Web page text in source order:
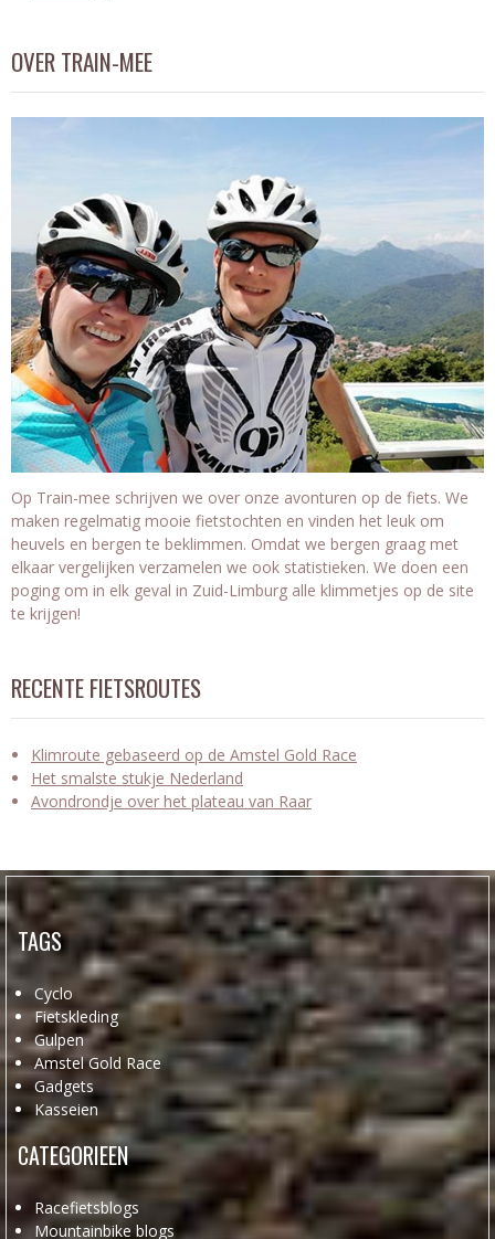
OVER TRAIN-MEE
Op Train-mee schrijven we over onze avonturen op de fiets. We
maken regelmatig mooie fietstochten en vinden het leuk om
heuvels en bergen te beklimmen. Omdat we bergen graag met
elkaar vergelijken verzamelen we ook statistieken. We doen een
poging om in elk geval in Zuid-Limburg alle klimmetjes op de site
te krijgen!
RECENTE FIETSROUTES
Klimroute gebaseerd op de Amstel Gold Race
Het smalste stukje Nederland
Avondrondje over het plateau van Raar
TAGS
Cyclo
Fietskleding
Gulpen
Amstel Gold Race
Gadgets
Kasseien
CATEGORIEEN
Racefietsblogs
Mountainbike blogs